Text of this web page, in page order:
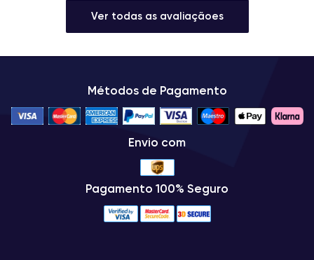
Ver todas as avaliaçãoes
Métodos de Pagamento
Envio com
Pagamento 100% Seguro